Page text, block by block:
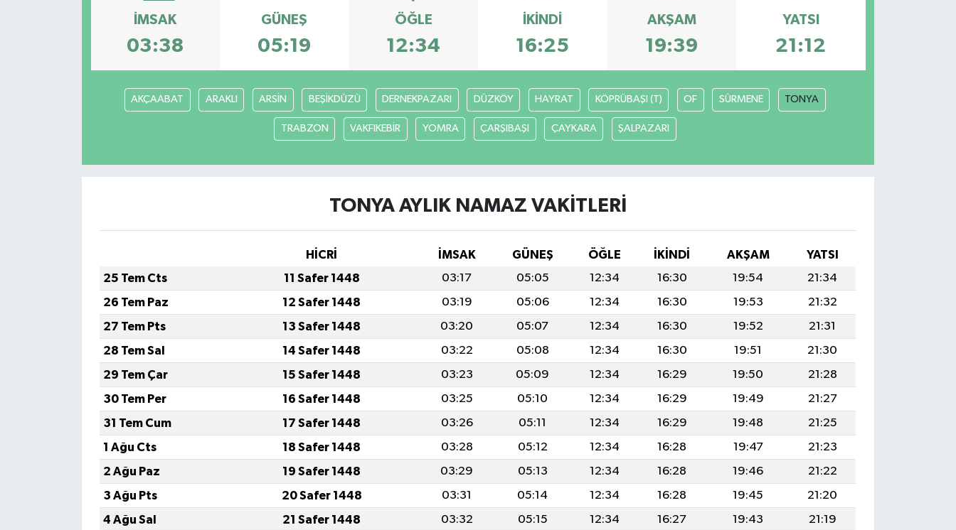
İMSAK
03:38
GÜNEŞ
05:19
ÖĞLE
12:34
İKINDI
16:25
AKŞAM
19:39
YATSI
21:12
AKÇAABAT ARAKLI ARSİN BEŞİKDÜZÜ DERNEKPAZARI DÜZKÖY HAYRAT KÖPRÜBAŞI (T) OF SÜRMENE TONYA
TRABZON VAKFIKEBİR YOMRA ÇARŞIBAŞI ÇAYKARA ŞALPAZARI
TONYA AYLIK NAMAZ VAKITLERI
HİCRİ İMSAK GÜNEŞ ÖĞLE İKINDI AKŞAM
YATSI
25 Tem Cts
11 Safer 1448 03:17 05:05 12:34 16:30 19:54
21:34
26 Tem Paz
12 Safer 1448 03:19 05:06 12:34 16:30 19:53
21:32
27 Tem Pts
13 Safer 1448 03:20 05:07 12:34 16:30 19:52
21:31
28 Tem Sal
14 Safer 1448 03:22 05:08 12:34 16:30 19:51
21:30
29 Tem Çar
15 Safer 1448 03:23 05:09 12:34 16:29 19:50
21:28
30 Tem Per
16 Safer 1448 03:25 05:10 12:34 16:29 19:49
21:27
31 Tem Cum
17 Safer 1448 03:26 05:11 12:34 16:29 19:48
21:25
1 Ağu Cts
18 Safer 1448 03:28 05:12 12:34 16:28 19:47
21:23
2 Ağu Paz
19 Safer 1448 03:29 05:13 12:34 16:28 19:46
21:22
3 Ağu Pts
20 Safer 1448 03:31 05:14 12:34 16:28 19:45
21:20
4 Ağu Sal
21 Safer 1448 03:32 05:15 12:34 16:27 19:43
21:19